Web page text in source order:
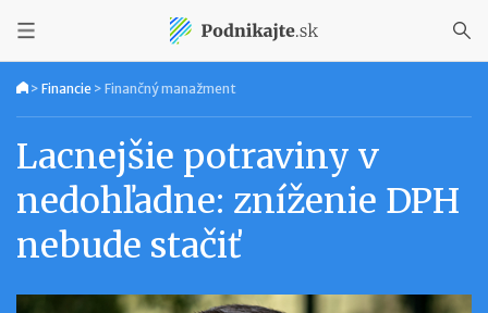
> Financie > Finančný manažment
Lacnejšie potraviny v
nedohľadne: zníženie DPH
nebude stačiť